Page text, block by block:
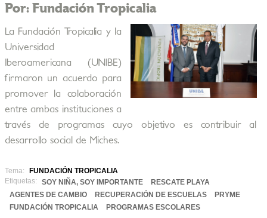
Por: Fundación Tropicalia
La Fundación Tropicalia y la
Universidad
Iberoamericana (UNIBE)
firmaron un acuerdo para
promover la colaboración
entre ambas instituciones a
través de programas cuyo objetivo es contribuir al
desarrollo social de Miches.
Tema:
FUNDACIÓN TROPICALIA
Etiquetas:
SOY NIÑA, SOY IMPORTANTE
RESCATE PLAYA
AGENTES DE CAMBIO
RECUPERACIÓN DE ESCUELAS
PRYME
FUNDACIÓN TROPICALIA
PROGRAMAS ESCOLARES